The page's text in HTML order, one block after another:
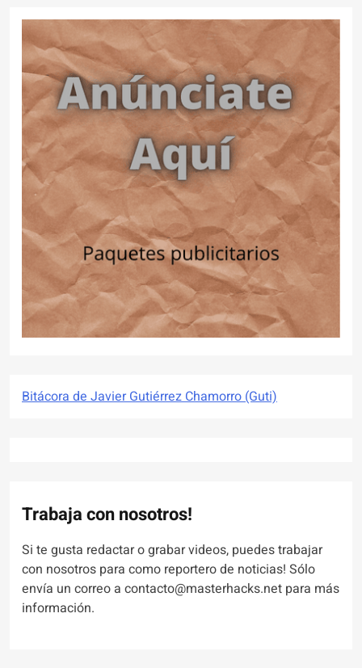
Bitácora de Javier Gutiérrez Chamorro (Guti)
Trabaja con nosotros!
Si te gusta redactar o grabar videos, puedes trabajar
con nosotros para como reportero de noticias! Sólo
envía un correo a contacto@masterhacks.net para más
información.